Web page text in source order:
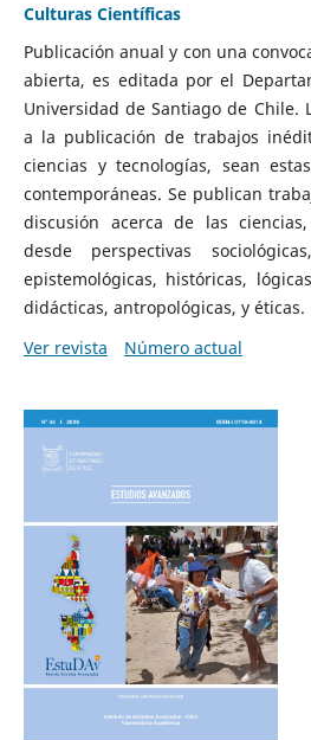
Culturas Científicas
Publicación anual y con una
abierta, es editada por el
Universidad de Santiago de Chile.
a la publicación de trabajos
ciencias y tecnologías, sean
contemporáneas. Se publican
discusión acerca de las
desde perspectivas
epistemológicas, históricas,
didácticas, antropológicas, y éticas.
Ver revista
Número actual